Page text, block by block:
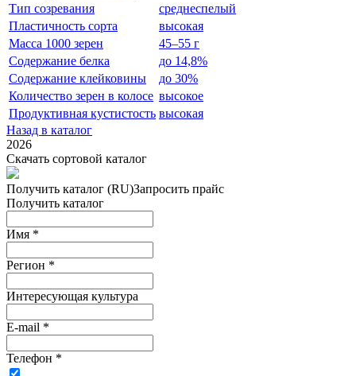
Тип созревания
среднеспелый
Пластичность сорта
высокая
Масса 1000 зерен
45–55 г
Содержание белка
до 14,8%
Содержание клейковины
до 30%
Количество зерен в колосе высокое
Продуктивная кустистость высокая
Назад в каталог
2026
Скачать сортовой каталог
Получить каталог (RU)Запросить прайс
Получить каталог
Имя *
Регион *
Интересующая культура
E-mail *
Телефон *